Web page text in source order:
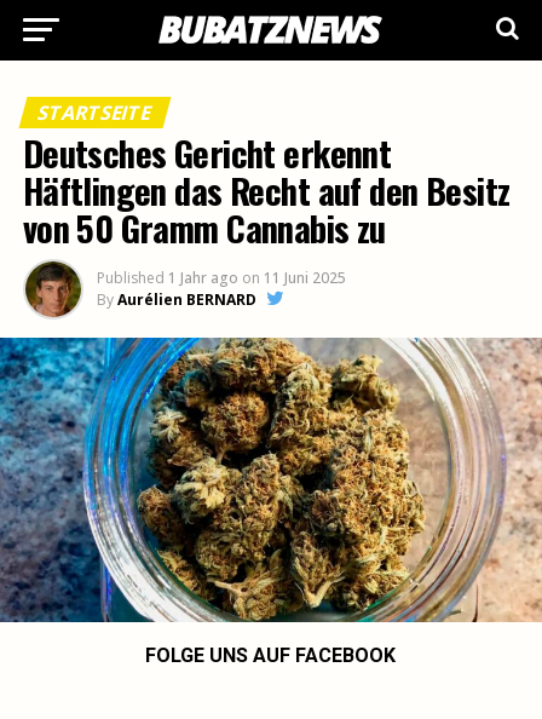
STARTSEITE
Deutsches Gericht erkennt
Häftlingen das Recht auf den Besitz
von 50 Gramm Cannabis zu
Published 1 Jahr ago on 11 Juni 2025
ByAurélien BERNARD
FOLGE UNS AUF FACEBOOK